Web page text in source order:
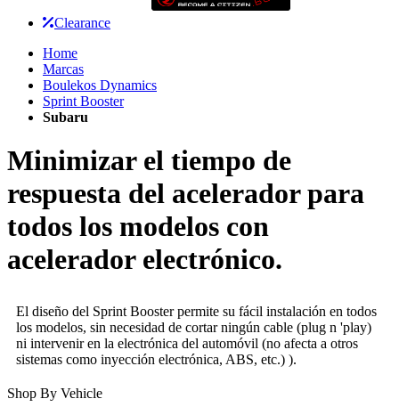
Clearance
Home
Marcas
Boulekos Dynamics
Sprint Booster
Subaru
Minimizar el tiempo de
respuesta del acelerador para
todos los modelos con
acelerador electrónico.
El diseño del Sprint Booster permite su fácil instalación en todos
los modelos, sin necesidad de cortar ningún cable (plug n 'play)
ni intervenir en la electrónica del automóvil (no afecta a otros
sistemas como inyección electrónica, ABS, etc.) ).
Shop By Vehicle